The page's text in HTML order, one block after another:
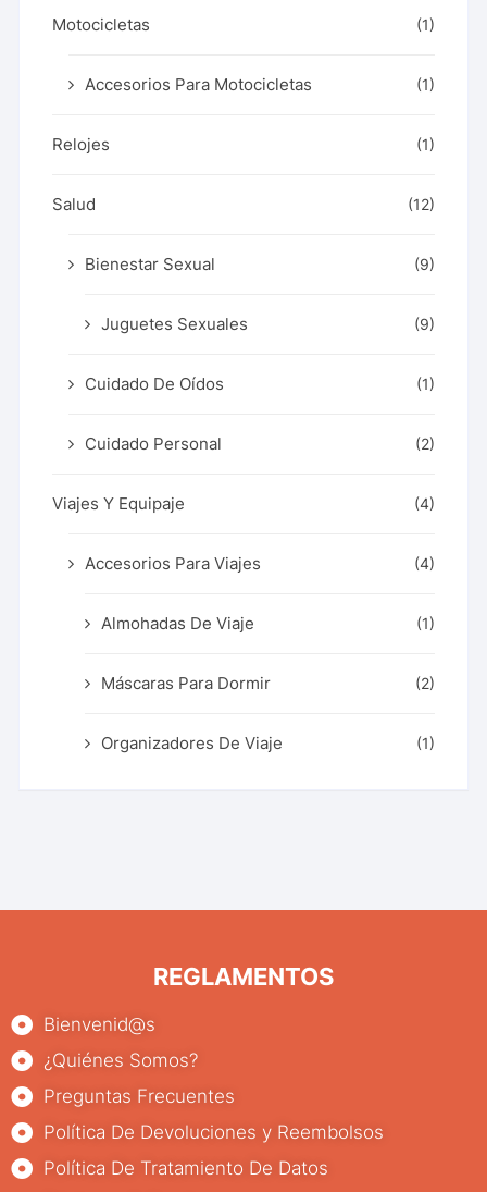
Motocicletas (1)
Accesorios Para Motocicletas (1)
Relojes (1)
Salud (12)
Bienestar Sexual (9)
Juguetes Sexuales (9)
Cuidado De Oídos (1)
Cuidado Personal (2)
Viajes Y Equipaje (4)
Accesorios Para Viajes (4)
Almohadas De Viaje (1)
Máscaras Para Dormir (2)
Organizadores De Viaje (1)
REGLAMENTOS
Bienvenid@s
¿Quiénes Somos?
Preguntas Frecuentes
Política De Devoluciones y Reembolsos
Política De Tratamiento De Datos